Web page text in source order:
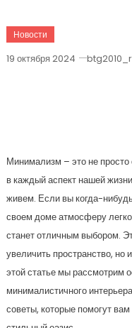
Новости
19 октября 2024
Минимализм – это не
в каждый аспект нашей
живем. Если вы когда-
своем доме атмосферу
станет отличным выбором.
увеличить пространство, но
этой статье мы рассмотрим
минималистичного
советы, которые помогут